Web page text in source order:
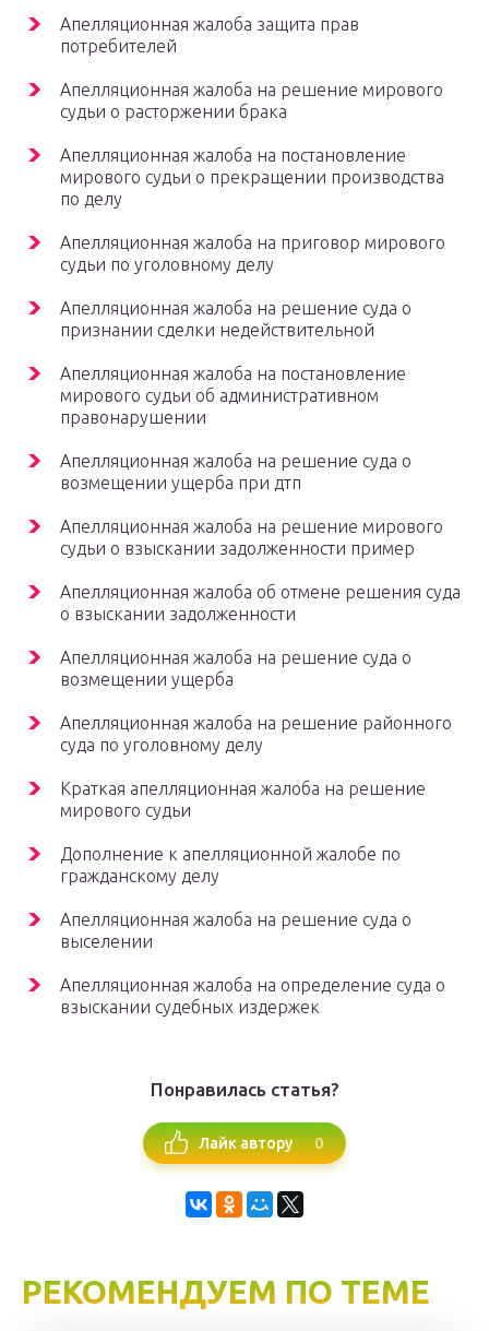
Апелляционная жалоба защита прав
потребителей
Апелляционная жалоба на решение мирового
судьи о расторжении брака
Апелляционная жалоба на постановление
мирового судьи о прекращении производства
по делу
Апелляционная жалоба на приговор мирового
судьи по уголовному делу
Апелляционная жалоба на решение суда о
признании сделки недействительной
Апелляционная жалоба на постановление
мирового судьи об административном
правонарушении
Апелляционная жалоба на решение суда о
возмещении ущерба при дтп
Апелляционная жалоба на решение мирового
судьи о взыскании задолженности пример
Апелляционная жалоба об отмене решения суда
о взыскании задолженности
Апелляционная жалоба на решение суда о
возмещении ущерба
Апелляционная жалоба на решение районного
суда по уголовному делу
Краткая апелляционная жалоба на решение
мирового судьи
Дополнение к апелляционной жалобе по
гражданскому делу
Апелляционная жалоба на решение суда о
выселении
Апелляционная жалоба на определение суда о
взыскании судебных издержек
Понравилась статья?
Лайк автору 0
РЕКОМЕНДУЕМ ПО ТЕМЕ